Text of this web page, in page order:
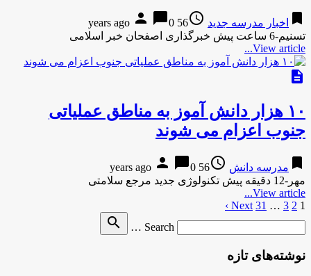
bookmark اخبار مدرسه جدید access_time
56 years ago
person chat_bubble0
تسنیم-6 ساعت پیش خبرگذاری اصفحان خبر اسلامی
View article...
description
۱۰ هزار دانش آموز به مناطق عملیاتی
جنوب اعزام می شوند
bookmark مدرسه دانش access_time
56 years ago
person chat_bubble0
مهر-12 دقیقه پیش تکنولوژی جدید مرجع سلامتی
View article...
صفحه‌بندی
1
2
3
…
31
Next ›
Search …
search
نوشته‌های تازه